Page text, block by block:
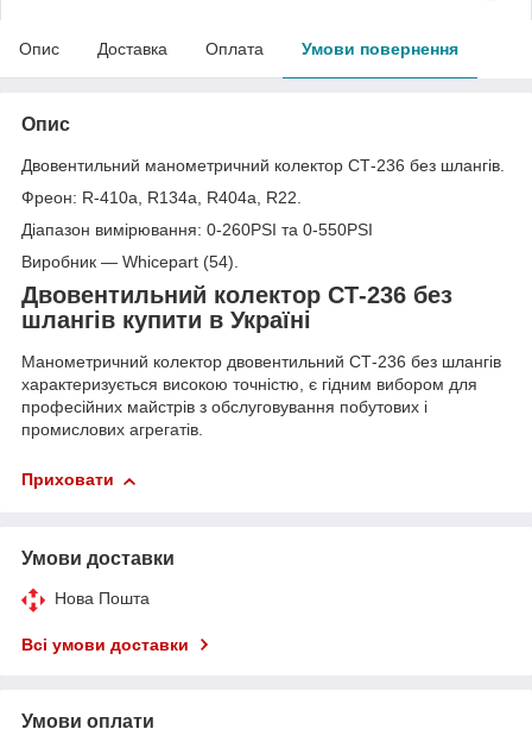
Опис Доставка Оплата Умови повернення
Опис
Двовентильний манометричний колектор СТ-236 без шлангів.
Фреон: R-410a, R134a, R404a, R22.
Діапазон вимірювання: 0-260PSI та 0-550PSI
Виробник — Whicepart (54).
Двовентильний колектор СТ-236 без
шлангів купити в Україні
Манометричний колектор двовентильний СТ-236 без шлангів
характеризується високою точністю, є гідним вибором для
професійних майстрів з обслуговування побутових і
промислових агрегатів.
Приховати
Умови доставки
Нова Пошта
Всі умови доставки
Умови оплати